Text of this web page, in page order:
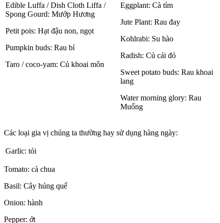
Edible Luffa / Dish Cloth Liffa /
Spong Gourd: Mướp Hương
Petit pois: Hạt đậu non, ngọt
Pumpkin buds: Rau bí
Taro / coco-yam: Củ khoai môn
Eggplant: Cà tím
Jute Plant: Rau đay
Kohlrabi: Su hào
Radish: Củ cải đỏ
Sweet potato buds: Rau khoai
lang
Water morning glory: Rau
Muống
Các loại gia vị chúng ta thường hay sử dụng hàng ngày:
Garlic: tỏi
Tomato: cà chua
Basil: Cây húng quế
Onion: hành
Pepper: ớt